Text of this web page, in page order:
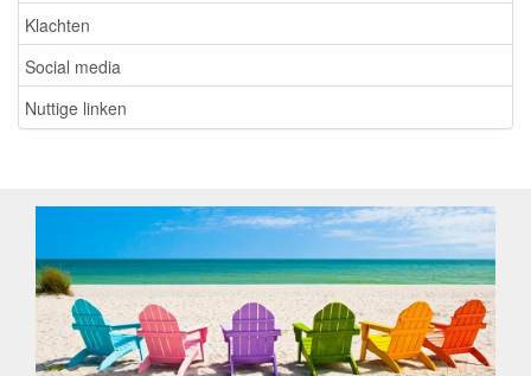
Klachten
Social media
Nuttige linken